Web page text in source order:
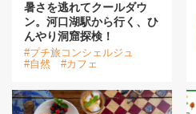
暑さを逃れてクールダウ
ン。河口湖駅から行く、ひ
んやり洞窟探検！
#プチ旅コンシェルジュ
#自然
#カフェ